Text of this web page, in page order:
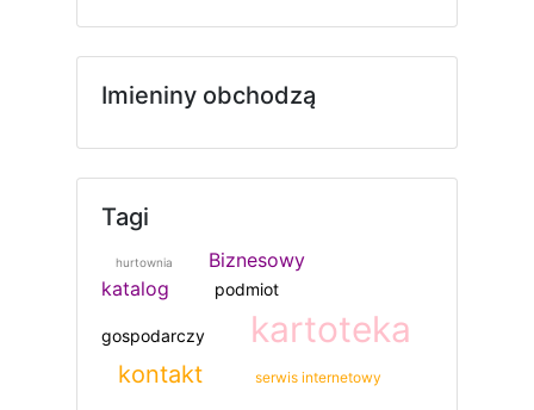
Imieniny obchodzą
Tagi
hurtownia
Biznesowy
katalog
podmiot
gospodarczy kartoteka
kontakt serwis internetowy